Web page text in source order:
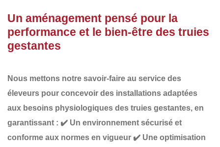
Un aménagement pensé pour la
performance et le bien-être des truies
gestantes
Nous mettons notre savoir-faire au service des
éleveurs pour concevoir des installations adaptées
aux besoins physiologiques des truies gestantes, en
garantissant : ✔️ Un environnement sécurisé et
conforme aux normes en vigueur ✔️ Une optimisation